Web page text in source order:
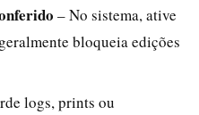
– No sistema, ative
bloqueia edições
logs, prints ou